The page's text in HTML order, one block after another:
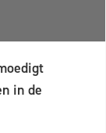
in de